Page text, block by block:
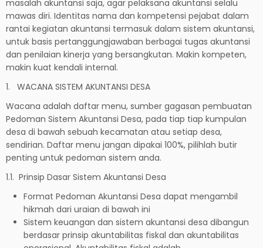
masalah akuntansi saja, agar pelaksana akuntansi selalu
mawas diri. Identitas nama dan kompetensi pejabat dalam
rantai kegiatan akuntansi termasuk dalam sistem akuntansi,
untuk basis pertanggungjawaban berbagai tugas akuntansi
dan penilaian kinerja yang bersangkutan. Makin kompeten,
makin kuat kendali internal.
1. WACANA SISTEM AKUNTANSI DESA
Wacana adalah daftar menu, sumber gagasan pembuatan
Pedoman Sistem Akuntansi Desa, pada tiap tiap kumpulan
desa di bawah sebuah kecamatan atau setiap desa,
sendirian. Daftar menu jangan dipakai 100%, pilihlah butir
penting untuk pedoman sistem anda.
1.1. Prinsip Dasar Sistem Akuntansi Desa
Format Pedoman Akuntansi Desa dapat mengambil
hikmah dari uraian di bawah ini
Sistem keuangan dan sistem akuntansi desa dibangun
berdasar prinsip akuntabilitas fiskal dan akuntabilitas